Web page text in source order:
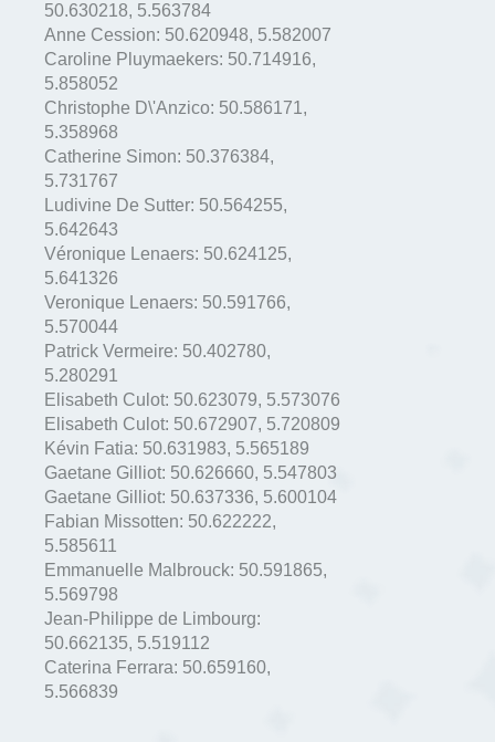
50.630218, 5.563784
Anne Cession: 50.620948, 5.582007
Caroline Pluymaekers: 50.714916,
5.858052
Christophe D\'Anzico: 50.586171 ,
5.358968
Catherine Simon: 50.376384,
5.731767
Ludivine De Sutter: 50.564255,
5.642643
Véronique Lenaers: 50.624125,
5.641326
Veronique Lenaers: 50.591766,
5.570044
Patrick Vermeire: 50.402780,
5.280291
Elisabeth Culot: 50.623079, 5.573076
Elisabeth Culot: 50.672907, 5.720809
Kévin Fatia: 50.631983, 5.565189
Gaetane Gilliot: 50.626660, 5.547803
Gaetane Gilliot: 50.637336, 5.600104
Fabian Missotten: 50.622222,
5.585611
Emmanuelle Malbrouck: 50.591865,
5.569798
Jean-Philippe de Limbourg:
50.662135, 5.519112
Caterina Ferrara: 50.659160,
5.566839